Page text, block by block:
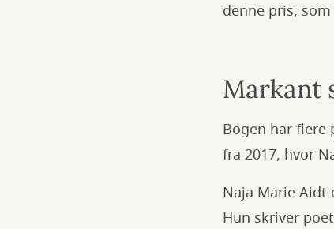
denne pris,
Markant
Bogen har flere
fra 2017, hvor
Naja Marie Aidt
Hun skriver